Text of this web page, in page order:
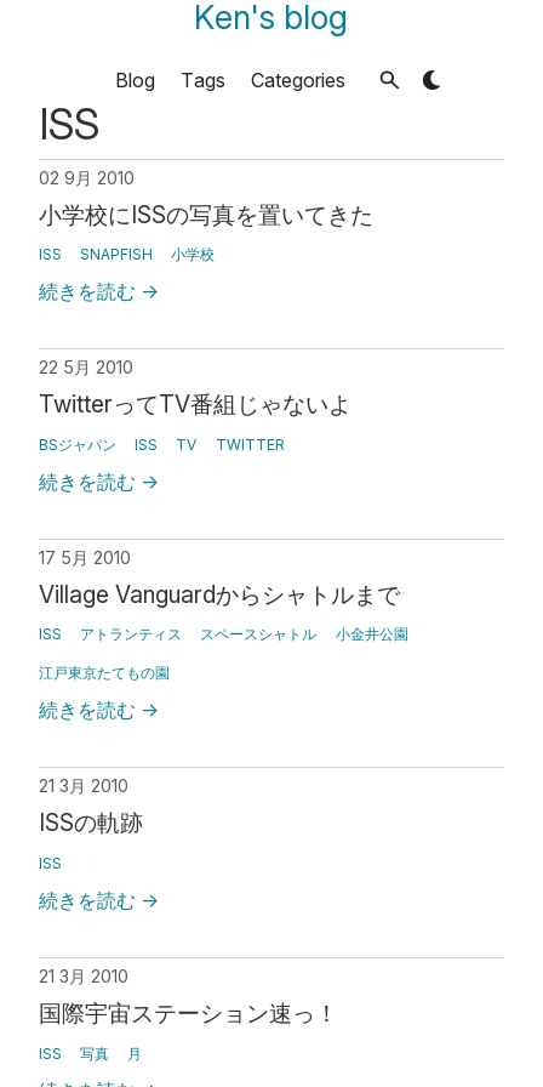
Ken's blog
Blog Tags Categories
ISS
02 9月 2010
小学校にISSの写真を置いてきた
ISS SNAPFISH 小学校
続きを読む →
22 5月 2010
TwitterってTV番組じゃないよ
BSジャパン ISS TV TWITTER
続きを読む →
17 5月 2010
Village Vanguardからシャトルまで
ISS アトランティス スペースシャトル 小金井公園
江戸東京たてもの園
続きを読む →
21 3月 2010
ISSの軌跡
ISS
続きを読む →
21 3月 2010
国際宇宙ステーション速っ！
ISS 写真 月